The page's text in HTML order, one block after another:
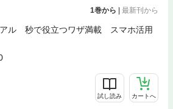
1巻から 最新刊から
アル 秒で役立つワザ満載 スマホ活用
試し読み カートへ